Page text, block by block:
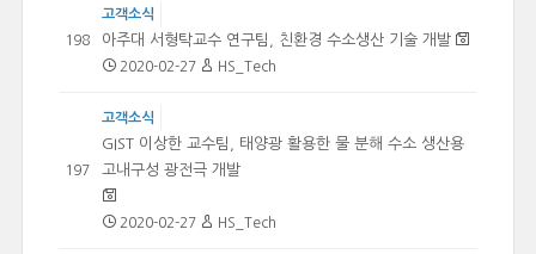
198
고객소식
아주대 서형탁교수 연구팀, 친환경 수소생산 기술 개발
2020-02-27 HS_Tech
197
고객소식
GIST 이상한 교수팀, 태양광 활용한 물 분해 수소 생산용
고내구성 광전극 개발
2020-02-27 HS_Tech